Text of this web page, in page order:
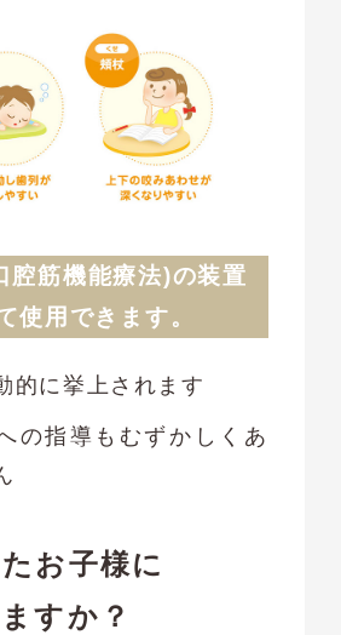
腔筋機能療法)の装置
使用できます。
的に挙上されます
の指導もむずかしくあ
お子様に
すか？